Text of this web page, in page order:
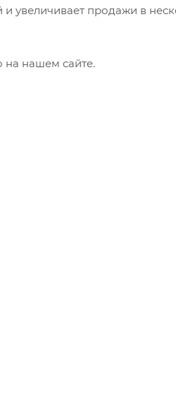
увеличивает продажи в
на нашем сайте.